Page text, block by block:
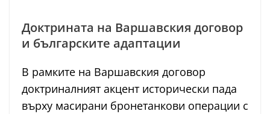
Доктрината на Варшавския договор
и българските адаптации
В рамките на Варшавския договор
доктриналният акцент исторически пада
върху масирани бронетанкови операции с